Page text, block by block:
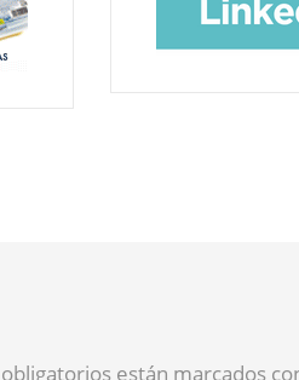
están marcados